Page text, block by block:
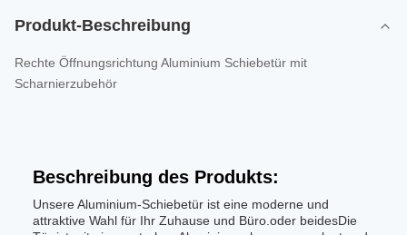
Produkt-Beschreibung
Rechte Öffnungsrichtung Aluminium Schiebetür mit
Scharnierzubehör
Beschreibung des Produkts:
Unsere Aluminium-Schiebetür ist eine moderne und
attraktive Wahl für Ihr Zuhause und Büro.oder beidesDie